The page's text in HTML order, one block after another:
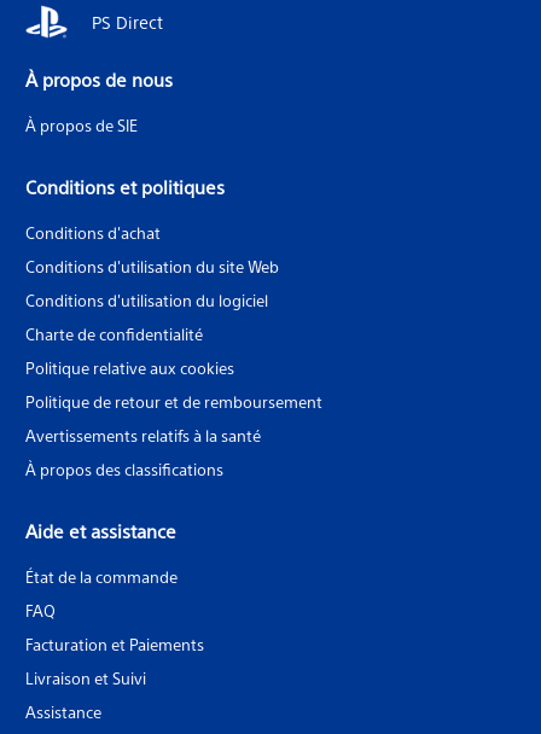
PS Direct
À propos de nous
À propos de SIE
Conditions et politiques
Conditions d'achat
Conditions d'utilisation du site Web
Conditions d'utilisation du logiciel
Charte de confidentialité
Politique relative aux cookies
Politique de retour et de remboursement
Avertissements relatifs à la santé
À propos des classifications
Aide et assistance
État de la commande
FAQ
Facturation et Paiements
Livraison et Suivi
Assistance